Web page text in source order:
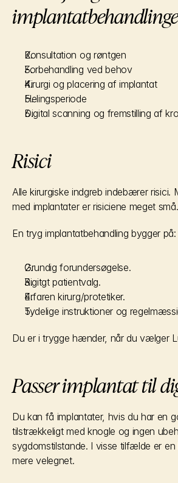
Konsultation og røntgen
Forbehandling ved behov
Kirurgi og placering af implantat
Helingsperiode
Digital scanning og fremstilling af
Risici
Alle kirurgiske indgreb indebærer risici.
med implantater er risiciene meget små.
En tryg implantatbehandling bygger på:
Grundig forundersøgelse.
Rigitgt patientvalg.
Erfaren kirurg/protetiker.
Tydelige instruktioner og
Du er i trygge hænder, når du vælger
Passer implantat til
Du kan få implantater, hvis du har en
tilstrækkeligt med knogle og ingen
sygdomstilstande. I visse tilfælde er en
mere velegnet.